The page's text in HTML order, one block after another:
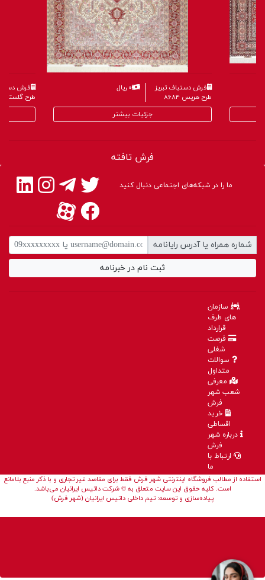
فرش
طرح گلستانی
۰ ریال
فرش دستباف تبریز
طرح هریس ۸۶۸۴
جزئیات بیشتر
فرش تافته
ما را در شبکه‌های اجتماعی دنبال کنید
شماره همراه یا آدرس رایانامه
ثبت نام در خبرنامه
سازمان
های طرف
قرارداد
فرصت
شغلی
سوالات
متداول
معرفی
شعب شهر
فرش
خرید
اقساطی
درباره شهر
فرش
ارتباط با
ما
استفاده از مطالب فروشگاه اینترنتی شهر فرش فقط برای مقاصد غیر تجاری و با ذکر منبع بلامانع
است. کلیه حقوق این سایت متعلق به © شرکت داتیس ایرانیان می‌باشد.
پیاده‌سازی و توسعه: تیم داخلی داتیس ایرانیان (شهر فرش)